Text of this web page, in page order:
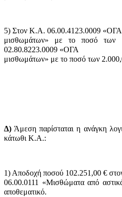
5) Στον Κ.Α. 06.00.4123.0009 «ΟΓΑ
μισθωμάτων» με το ποσό
02.80.8223.0009 «ΟΓΑ
μισθωμάτων» με το ποσό των
Δ) Άμεση παρίσταται η ανάγκη
κάτωθι Κ.Α.:
1) Αποδοχή ποσού 102.251,00 €
06.00.0111 «Μισθώματα από
αποθεματικό.